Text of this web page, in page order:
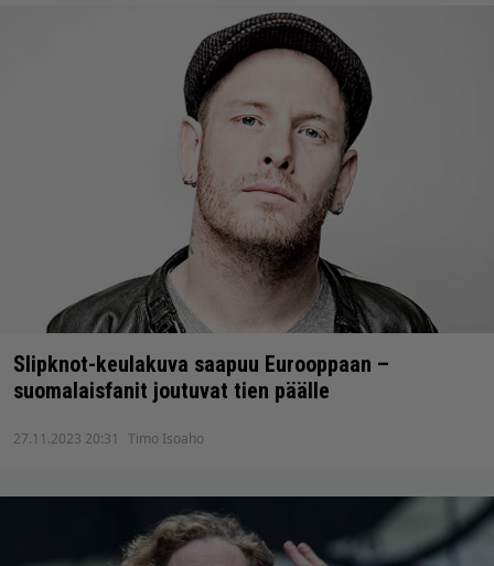
Slipknot-keulakuva saapuu Eurooppaan –
suomalaisfanit joutuvat tien päälle
27.11.2023 20:31 Timo Isoaho